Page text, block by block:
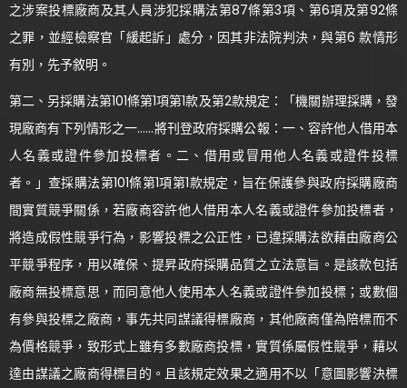
之涉案投標廠商及其人員涉犯採購法第87條第3項、第6項及第92條
之罪，並經檢察官「緩起訴」處分，因其非法院判決，與第6 款情形
有別，先予敘明。
第二、另採購法第101條第1項第1款及第2款規定：「機關辦理採購，發
現廠商有下列情形之一……將刊登政府採購公報：一、容許他人借用本
人名義或證件參加投標者。二、借用或冒用他人名義或證件投標
者。」查採購法第101條第1項第1款規定，旨在保護參與政府採購廠商
間實質競爭關係，若廠商容許他人借用本人名義或證件參加投標者，
將造成假性競爭行為，影響投標之公正性，已違採購法欲藉由廠商公
平競爭程序，用以確保、提昇政府採購品質之立法意旨。是該款包括
廠商無投標意思，而同意他人使用本人名義或證件參加投標；或數個
有參與投標之廠商，事先共同謀議得標廠商，其他廠商僅為陪標而不
為價格競爭，致形式上雖有多數廠商投標，實質係屬假性競爭，藉以
達由謀議之廠商得標目的。且該規定效果之適用不以「意圖影響決標